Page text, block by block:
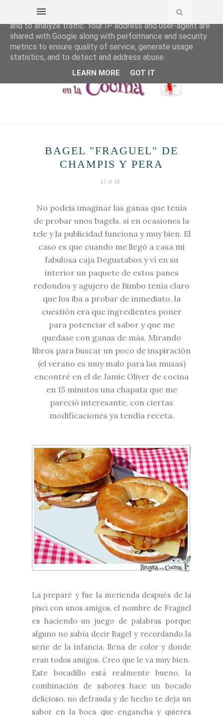
BAGEL "FRAGUEL" DE
CHAMPIS Y PERA
17.8.15
No podeis imaginar las ganas que tenía
de probar unos bagels, si en ocasiones la
tele y la publicidad funciona y muy bien. El
caso es que cuando me llegó a casa mi
fabulosa caja Degustaboxy ví en su
interior un paquete de estos panes
redondos y agujero de Bimbo tenía claro
que los iba a probar de inmediato, la
cuestión era que ingredientes poner
para potenciar el sabor y que me
quedase con ganas de más. Mirando
libros para buscar un poco de inspiración
(el verano es muy malo para las musas)
encontré en el de Jamie Oliver de cocina
en 15 minutos una chapata que me
pareció interesante, con ciertas
modificaciones ya tendía receta.
La preparé y fue la merienda después de la
pisci con unos amigos, el nombre de Fraguel
es haciendo un juego de palabras porque
alguno no sabía decir Bagel y recordando la
serie de la infancia, llena de color y donde
eran todos amigos. Creo que le va muy bien.
Este bocadillo está realmente bueno, la
combinación de sabores hace un bocado
delicioso, no defrauda y de hecho te deja un
sabor en la boca que engancha y quieres
This site uses cookies from Google to deliver its services
and to analyze traffic. Your IP address and user-agent are
shared with Google along with performance and security
metrics to ensure quality of service, generate usage
statistics, and to detect and address abuse.
LEARN MORE GOT IT